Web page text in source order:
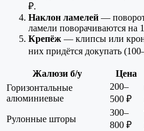
₽.
Наклон ламелей —
ламели поворачиваются на
Крепёж — клипсы или
них придётся докупать
Жалюзи б/у Цена
Горизонтальные
алюминиевые
200–
500 ₽
Рулонные шторы
300–
800 ₽